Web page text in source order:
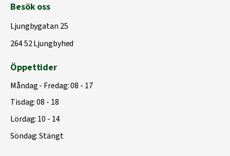
Besök oss
Ljungbygatan 25
264 52 Ljungbyhed
Öppettider
Måndag - Fredag: 08 - 17
Tisdag: 08 - 18
Lördag: 10 - 14
Söndag: Stängt